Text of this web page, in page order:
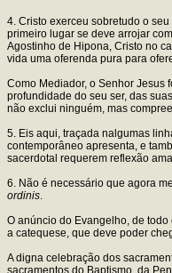
4. Cristo exerceu sobretudo o
primeiro lugar se deve arrojar
Agostinho de Hipona, Cristo no
vida uma oferenda pura para
Como Mediador, o Senhor Jesus
profundidade do seu ser, das
não exclui ninguém, mas
5. Eis aqui, traçada nalgumas
contemporâneo apresenta, e
sacerdotal requerem reflexão
6. Não é necessário que agora
ordinis.
O anúncio do Evangelho, de
a catequese, que deve poder
A digna celebração dos
sacramentos do Baptismo, da